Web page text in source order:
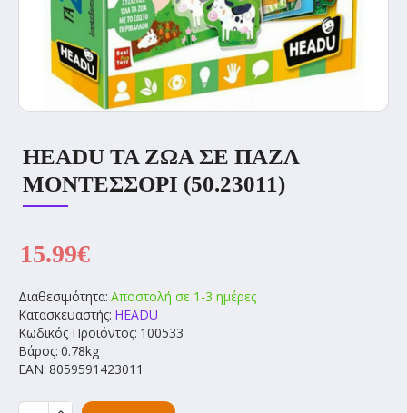
HEADU ΤΑ ΖΏΑ ΣΕ ΠΑΖΛ
ΜΟΝΤΕΣΣΌΡΙ (50.23011)
Διαθεσιμότητα: Αποστολή σε 1-3 ημέρες
Κατασκευαστής: HEADU
Κωδικός Προϊόντος: 100533
Βάρος: 0.78kg
EAN: 8059591423011
15.99€